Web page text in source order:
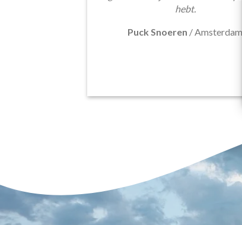
hebt.
Puck Snoeren / Amsterdam